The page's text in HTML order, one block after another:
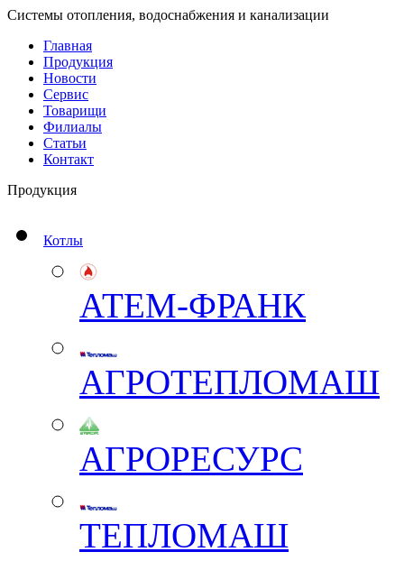
Системы отопления, водоснабжения и канализации
Главная
Продукция
Новости
Сервис
Товарищи
Филиалы
Статьи
Контакт
Продукция
Котлы
АТЕМ-ФРАНК
АГРОТЕПЛОМАШ
АГРОРЕСУРС
ТЕПЛОМАШ